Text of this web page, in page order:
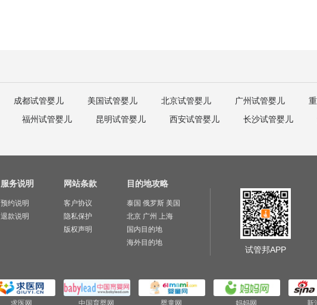
成都试管婴儿 美国试管婴儿 北京试管婴儿 广州试管婴儿
福州试管婴儿 昆明试管婴儿 西安试管婴儿 长沙试管婴儿
服务说明
预约说明
退款说明
网站条款
客户协议
隐私保护
版权声明
目的地攻略
泰国 俄罗斯 美国
北京 广州 上海
国内目的地
海外目的地
试管邦APP
求医网 中国育婴网 婴童网 妈妈网 新